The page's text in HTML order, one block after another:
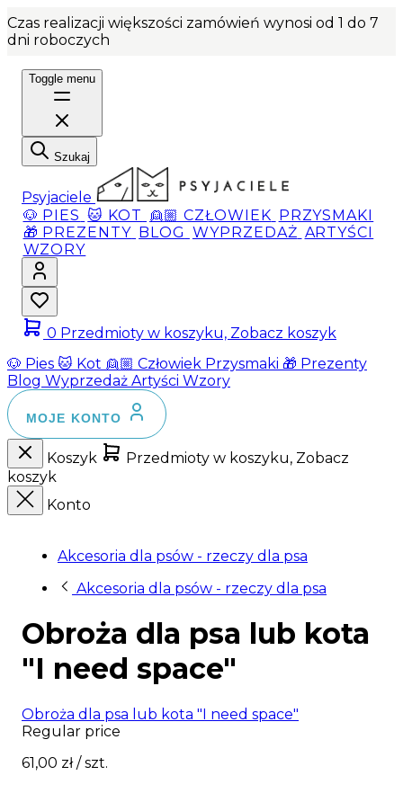
Czas realizacji większości zamówień wynosi od 1 do 7
dni roboczych
Toggle menu
Szukaj
Psyjaciele
🐶 PIES 🐱 KOT 👱🏼 CZŁOWIEK PRZYSMAKI
🎁 PREZENTY BLOG WYPRZEDAŻ ARTYŚCI
WZORY
0 Przedmioty w koszyku, Zobacz koszyk
🐶 Pies 🐱 Kot 👱🏼 Człowiek Przysmaki 🎁 Prezenty
Blog Wyprzedaż Artyści Wzory
MOJE KONTO
Koszyk
Przedmioty w koszyku, Zobacz
koszyk
Konto
Akcesoria dla psów - rzeczy dla psa
Akcesoria dla psów - rzeczy dla psa
Obroża dla psa lub kota
"I need space"
Obroża dla psa lub kota "I need space"
Regular price
61,00 zł/ szt.